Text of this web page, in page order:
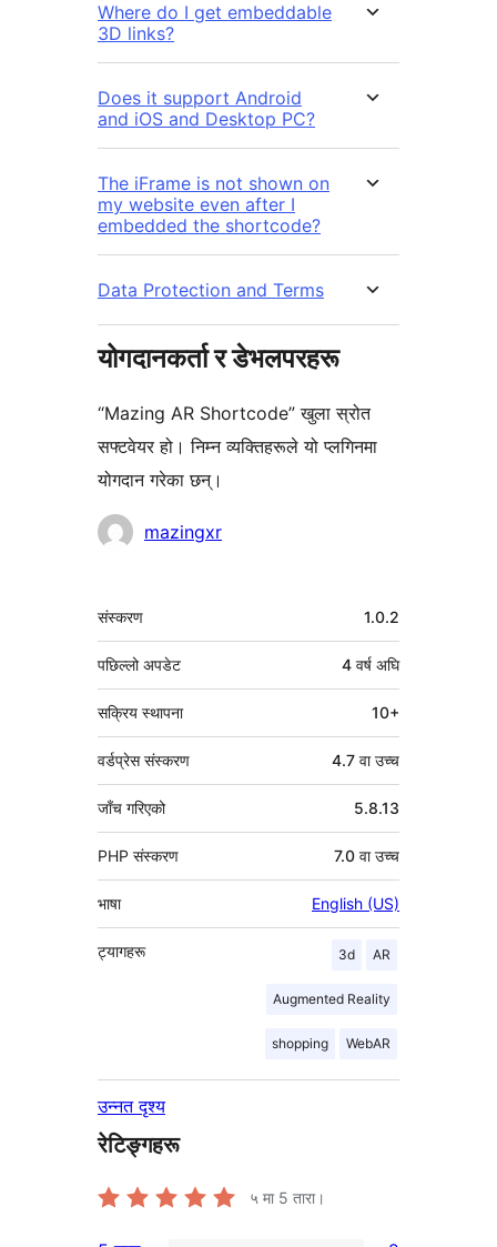
Where do I get embeddable
3D links?
Does it support Android
and iOS and Desktop PC?
The iFrame is not shown on
my website even after I
embedded the shortcode?
Data Protection and Terms
योगदानकर्ता र डेभलपरहरू
“Mazing AR Shortcode” खुला स्रोत
सफ्टवेयर हो। निम्न व्यक्तिहरूले यो प्लगिनमा
योगदान गरेका छन्।
योगदानकर्ताहरू
mazingxr
मेटा
संस्करण 1.0.2
पछिल्लो अपडेट 4 वर्ष अघि
सक्रिय स्थापना 10+
वर्डप्रेस संस्करण 4.7 वा उच्च
जाँच गरिएको 5.8.13
PHP संस्करण 7.0 वा उच्च
भाषा English (US)
ट्यागहरू 3d AR
Augmented Reality
shopping WebAR
उन्नत दृश्य
रेटिङ्गहरू
५ मा 5 तारा।